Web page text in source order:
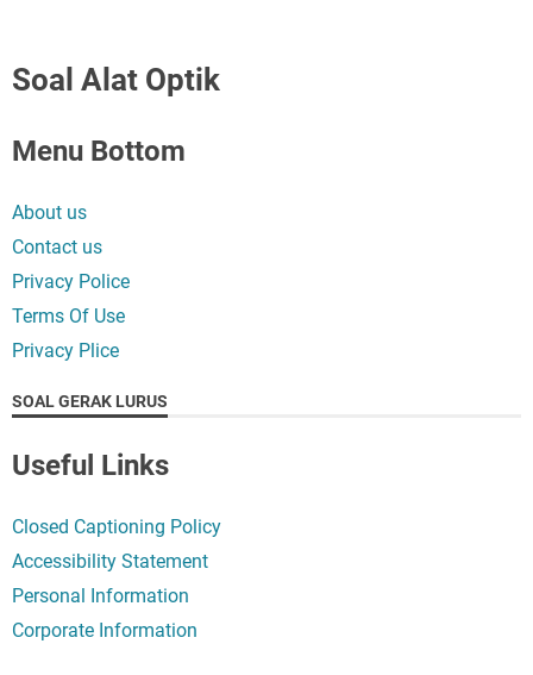
Soal Alat Optik
Menu Bottom
About us
Contact us
Privacy Police
Terms Of Use
Privacy Plice
SOAL GERAK LURUS
Useful Links
Closed Captioning Policy
Accessibility Statement
Personal Information
Corporate Information